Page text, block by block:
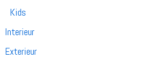
Kids
Interieur
Exterieur